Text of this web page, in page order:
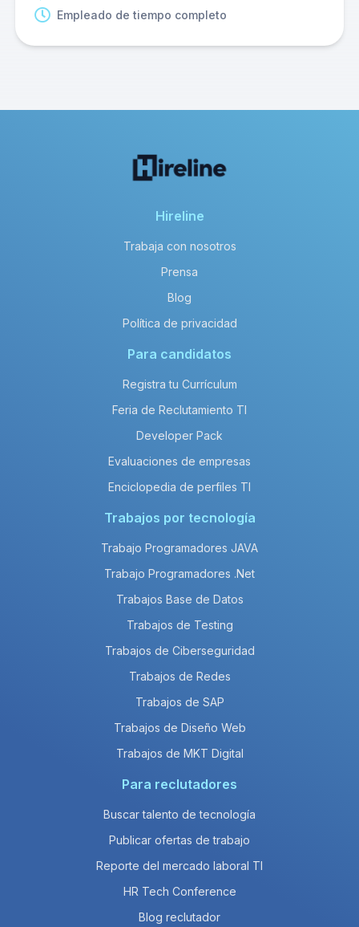
Empleado de tiempo completo
Hireline
Trabaja con nosotros
Prensa
Blog
Política de privacidad
Para candidatos
Registra tu Currículum
Feria de Reclutamiento TI
Developer Pack
Evaluaciones de empresas
Enciclopedia de perfiles TI
Trabajos por tecnología
Trabajo Programadores JAVA
Trabajo Programadores .Net
Trabajos Base de Datos
Trabajos de Testing
Trabajos de Ciberseguridad
Trabajos de Redes
Trabajos de SAP
Trabajos de Diseño Web
Trabajos de MKT Digital
Para reclutadores
Buscar talento de tecnología
Publicar ofertas de trabajo
Reporte del mercado laboral TI
HR Tech Conference
Blog reclutador